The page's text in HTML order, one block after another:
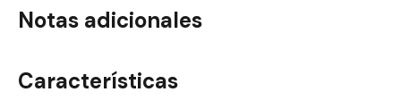
Notas adicionales
Características